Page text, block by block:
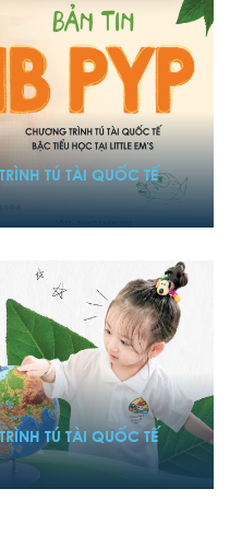
TÚ TÀI QUỐC TẾ
TÚ TÀI QUỐC TẾ